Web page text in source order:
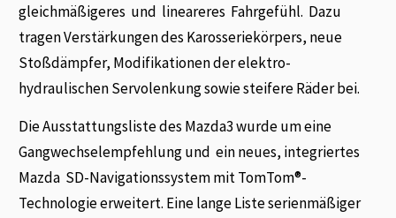
gleichmäßigeres und lineareres Fahrgefühl. Dazu
tragen Verstärkungen des Karosseriekörpers, neue
Stoßdämpfer, Modifikationen der elektro-
hydraulischen Servolenkung sowie steifere Räder bei.
Die Ausstattungsliste des Mazda3 wurde um eine
Gangwechselempfehlung und ein neues, integriertes
Mazda SD-Navigationssystem mit TomTom®-
Technologie erweitert. Eine lange Liste serienmäßiger